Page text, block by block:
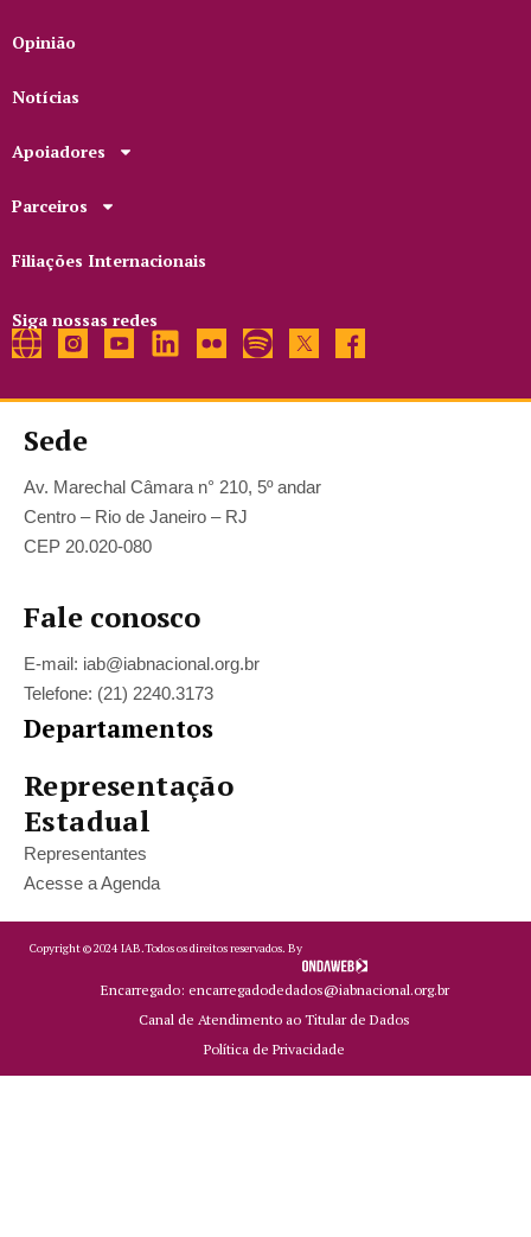
Opinião
Notícias
Apoiadores
Parceiros
Filiações Internacionais
Siga nossas redes
Sede
Av. Marechal Câmara n° 210, 5º andar
Centro – Rio de Janeiro – RJ
CEP 20.020-080
Fale conosco
E-mail: iab@iabnacional.org.br
Telefone: (21) 2240.3173
Departamentos
Representação
Estadual
Representantes
Acesse a Agenda
Copyright ©2024 IAB.Todos os direitos reservados. By
Encarregado: encarregadodedados@iabnacional.org.br
Canal de Atendimento ao Titular de Dados
Política de Privacidade